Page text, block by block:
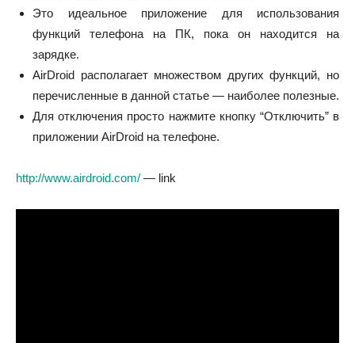
Это идеальное приложение для использования
функций телефона на ПК, пока он находится на
зарядке.
AirDroid располагает множеством других функций, но
перечисленные в данной статье — наиболее полезные.
Для отключения просто нажмите кнопку “Отключить” в
приложении AirDroid на телефоне.
http://www.airdroid.com/ — link